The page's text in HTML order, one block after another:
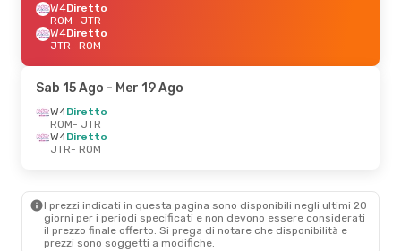
W4Diretto
ROM- JTR
W4Diretto
JTR- ROM
Sab 15 Ago - Mer 19 Ago
W4Diretto
ROM- JTR
W4Diretto
JTR- ROM
I prezzi indicati in questa pagina sono disponibili negli ultimi 20
giorni per i periodi specificati e non devono essere considerati
il ​​prezzo finale offerto. Si prega di notare che disponibilità e
prezzi sono soggetti a modifiche.